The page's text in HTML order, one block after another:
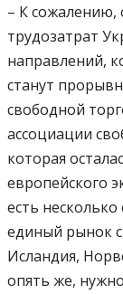
– К сожалению,
трудозатрат
направлений,
станут
свободной
ассоциации
которая
европейского
есть
единый рынок
Исландия,
опять же,